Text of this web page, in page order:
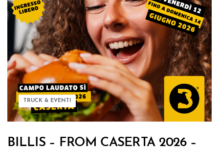
TRUCK & EVENTI
BILLIS – FROM CASERTA 2026 –